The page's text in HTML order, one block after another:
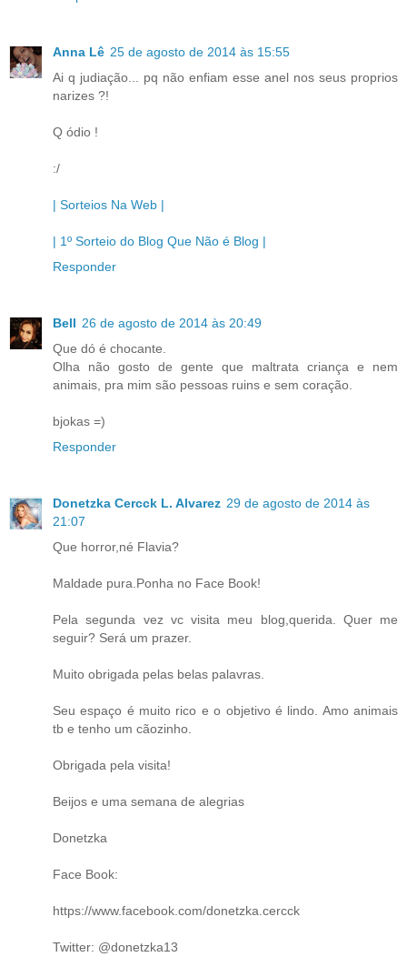
Anna Lê 25 de agosto de 2014 às 15:55
Ai q judiação... pq não enfiam esse anel nos seus proprios
narizes ?!
Q ódio !
:/
| Sorteios Na Web |
| 1º Sorteio do Blog Que Não é Blog |
Responder
Bell 26 de agosto de 2014 às 20:49
Que dó é chocante.
Olha não gosto de gente que maltrata criança e nem
animais, pra mim são pessoas ruins e sem coração.
bjokas =)
Responder
Donetzka Cercck L. Alvarez 29 de agosto de 2014 às
21:07
Que horror,né Flavia?
Maldade pura.Ponha no Face Book!
Pela segunda vez vc visita meu blog,querida. Quer me
seguir? Será um prazer.
Muito obrigada pelas belas palavras.
Seu espaço é muito rico e o objetivo é lindo. Amo animais
tb e tenho um cãozinho.
Obrigada pela visita!
Beijos e uma semana de alegrias
Donetzka
Face Book:
https://www.facebook.com/donetzka.cercck
Twitter: @donetzka13